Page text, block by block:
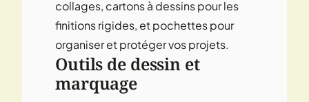
collages, cartons à dessinspour les
finitions rigides, etpochettespour
organiser et protéger vos projets.
Outils de dessin et
marquage